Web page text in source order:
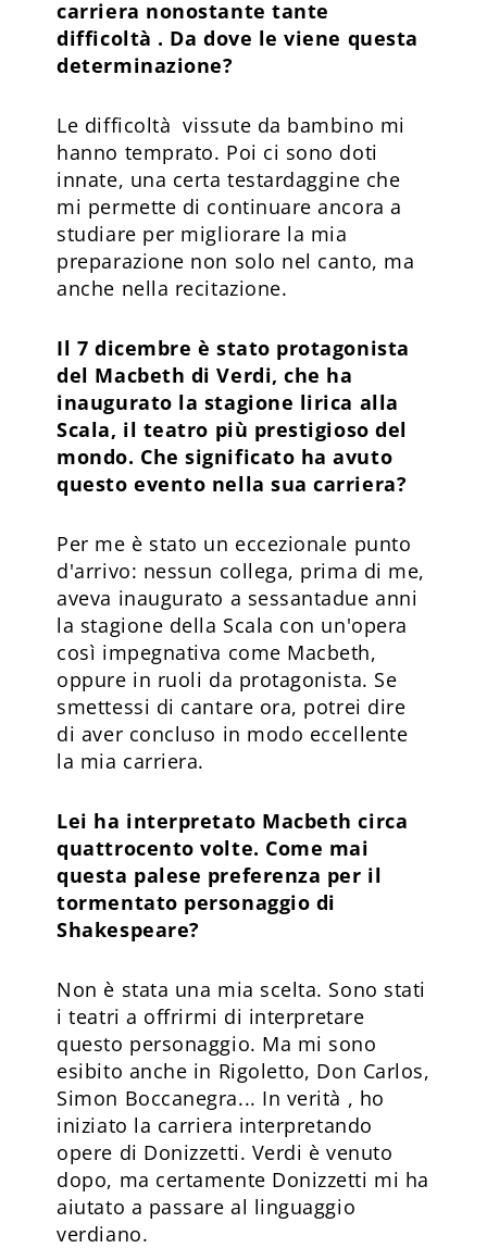
carriera nonostante tante
difficoltà . Da dove le viene questa
determinazione?
Le difficoltà vissute da bambino mi
hanno temprato. Poi ci sono doti
innate, una certa testardaggine che
mi permette di continuare ancora a
studiare per migliorare la mia
preparazione non solo nel canto, ma
anche nella recitazione.
Il 7 dicembre è stato protagonista
del Macbeth di Verdi, che ha
inaugurato la stagione lirica alla
Scala, il teatro più prestigioso del
mondo. Che significato ha avuto
questo evento nella sua carriera?
Per me è stato un eccezionale punto
d'arrivo: nessun collega, prima di me,
aveva inaugurato a sessantadue anni
la stagione della Scala con un'opera
così impegnativa come Macbeth,
oppure in ruoli da protagonista. Se
smettessi di cantare ora, potrei dire
di aver concluso in modo eccellente
la mia carriera.
Lei ha interpretato Macbeth circa
quattrocento volte. Come mai
questa palese preferenza per il
tormentato personaggio di
Shakespeare?
Non è stata una mia scelta. Sono stati
i teatri a offrirmi di interpretare
questo personaggio. Ma mi sono
esibito anche in Rigoletto, Don Carlos,
Simon Boccanegra... In verità , ho
iniziato la carriera interpretando
opere di Donizzetti. Verdi è venuto
dopo, ma certamente Donizzetti mi ha
aiutato a passare al linguaggio
verdiano.